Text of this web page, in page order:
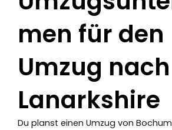
men für den
Umzug
Lanarkshire
Du planst einen Umzug von